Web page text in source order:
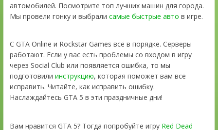
автомобилей. Посмотрите топ лучших машин для города.
Мы провели гонку и выбрали самые быстрые авто в игре.
С GTA Online и Rockstar Games всё в порядке. Серверы
работают. Если у вас есть проблемы со входом в игру
через Social Club или появляется ошибка, то мы
подготовили инструкцию, которая поможет вам всё
исправить. Читайте, как исправить ошибку.
Наслаждайтесь GTA 5 в эти праздничные дни!
Вам нравится GTA 5? Тогда попробуйте игру Red Dead